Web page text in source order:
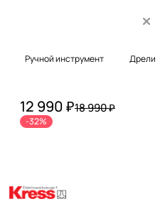
Ручной инструмент Дрели
12 990 ₽18 990 ₽
-32%